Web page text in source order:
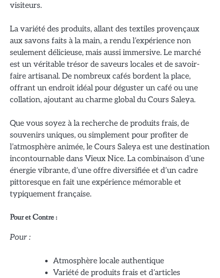
visiteurs.
La variété des produits, allant des textiles provençaux
aux savons faits à la main, a rendu l’expérience non
seulement délicieuse, mais aussi immersive. Le marché
est un véritable trésor de saveurs locales et de savoir-
faire artisanal. De nombreux cafés bordent la place,
offrant un endroit idéal pour déguster un café ou une
collation, ajoutant au charme global du Cours Saleya.
Que vous soyez à la recherche de produits frais, de
souvenirs uniques, ou simplement pour profiter de
l’atmosphère animée, le Cours Saleya est une destination
incontournable dans Vieux Nice. La combinaison d’une
énergie vibrante, d’une offre diversifiée et d’un cadre
pittoresque en fait une expérience mémorable et
typiquement française.
Pour et Contre :
Pour :
Atmosphère locale authentique
Variété de produits frais et d’articles